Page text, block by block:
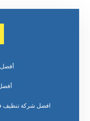
افضل شركة تنظيف